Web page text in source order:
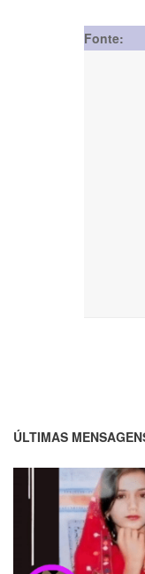
Fonte:
ÚLTIMAS